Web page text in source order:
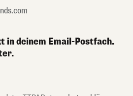
in deinem Email-Postfach.